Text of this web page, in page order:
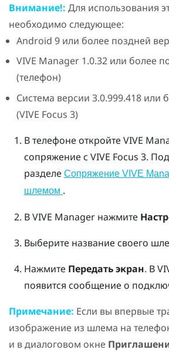
Внимание!: Для использования
необходимо следующее:
Android 9 или более поздней
VIVE Manager1.0.32 или более
(телефон)
Система версии 3.0.999.418 или
(VIVE Focus 3)
В телефоне откройте VIVE
сопряжение с VIVE Focus 3.
разделе Сопряжение VIVE
шлемом .
ВVIVE Managerнажмите
Выберите название своего
Нажмите Передать экран. В
появится сообщение о
Примечание: Если вы впервые
изображение из шлема на
и в диалоговом окне